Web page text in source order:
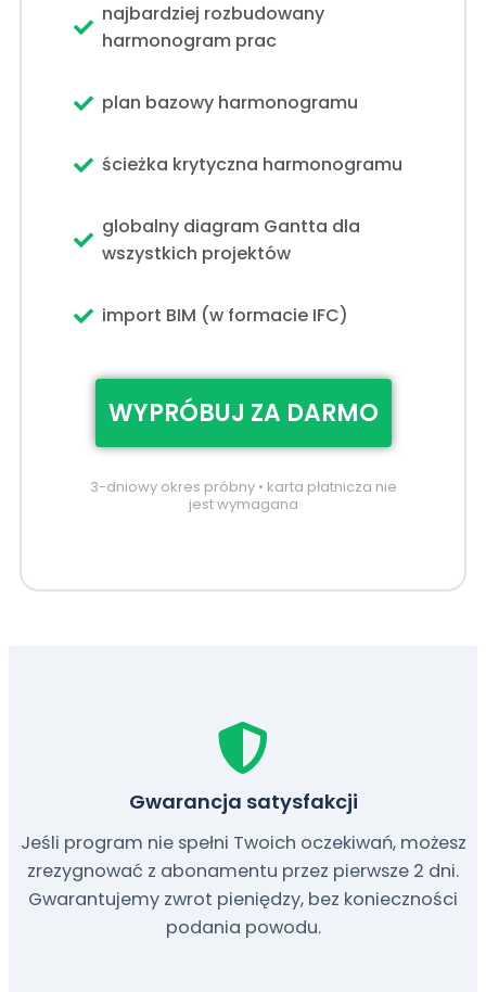
najbardziej rozbudowany
harmonogram prac
plan bazowy harmonogramu
ścieżka krytyczna harmonogramu
globalny diagram Gantta dla
wszystkich projektów
import BIM (w formacie IFC)
WYPRÓBUJ ZA DARMO
3-dniowy okres próbny • karta płatnicza nie
jest wymagana
Gwarancja satysfakcji
Jeśli program nie spełni Twoich oczekiwań, możesz
zrezygnować z abonamentu przez pierwsze 2 dni.
Gwarantujemy zwrot pieniędzy, bez konieczności
podania powodu.